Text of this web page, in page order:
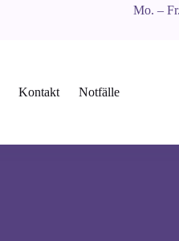
Mo. –
Kontakt Notfälle